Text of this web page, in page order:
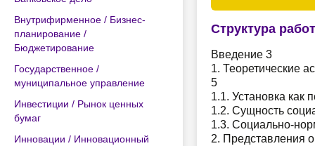
Внутрифирменное / Бизнес-
планирование /
Бюджетирование
Государственное /
муниципальное управление
Инвестиции / Рынок ценных
бумаг
Инновации / Инновационный
Структура
Введение 3
1. Теоретические
5
1.1. Установка как
1.2. Сущность
1.3. Социально-
2. Представления